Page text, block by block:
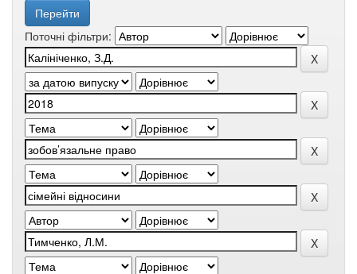
Поточні фільтри: